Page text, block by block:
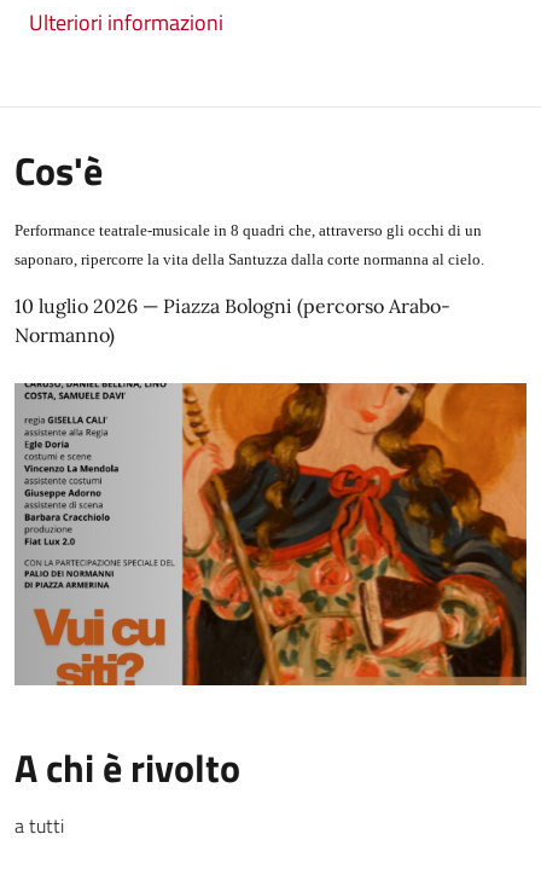
Ulteriori informazioni
Cos'è
Performance teatrale-musicale in 8 quadri che, attraverso gli occhi di un
saponaro, ripercorre la vita della Santuzza dalla corte normanna al cielo.
10 luglio 2026 — Piazza Bologni (percorso Arabo-
Normanno)
A chi è rivolto
a tutti